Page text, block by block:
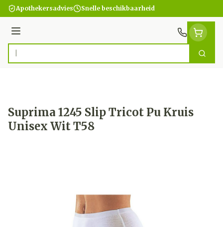
Ga naar de inhoud
Apothekersadvies Snelle beschikbaarheid
Menu
Product, merk, categorie... Zoek
Suprima 1245 Slip Tricot Pu Kruis
Unisex Wit T58